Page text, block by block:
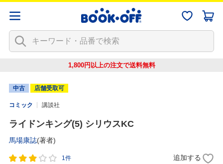
1,800円以上の注文で送料無料
中古 店舗受取可
コミック 講談社
ライドンキング(5) シリウスKC
馬場康誌(著者)
1件 追加する